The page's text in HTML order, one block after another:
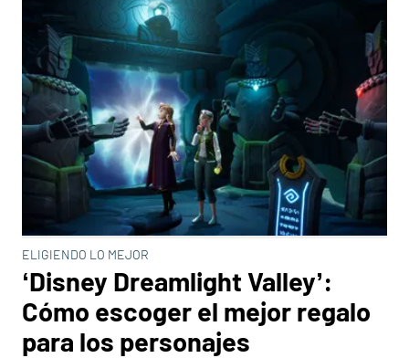
ELIGIENDO LO MEJOR
‘Disney Dreamlight Valley’:
Cómo escoger el mejor regalo
para los personajes